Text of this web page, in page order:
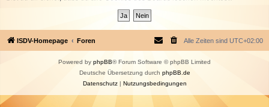
ISDV-Homepage Foren Alle Zeiten sind UTC+02:00
Powered by phpBB® Forum Software © phpBB Limited
Deutsche Übersetzung durch phpBB.de
Datenschutz| Nutzungsbedingungen